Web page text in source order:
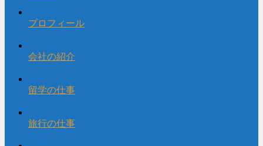
プロフィール
会社の紹介
留学の仕事
旅行の仕事